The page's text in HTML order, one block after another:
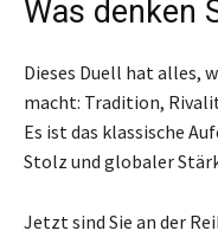
Was denken
Dieses Duell hat alles,
macht: Tradition,
Es ist das klassische
Stolz und globaler
Jetzt sind Sie an der